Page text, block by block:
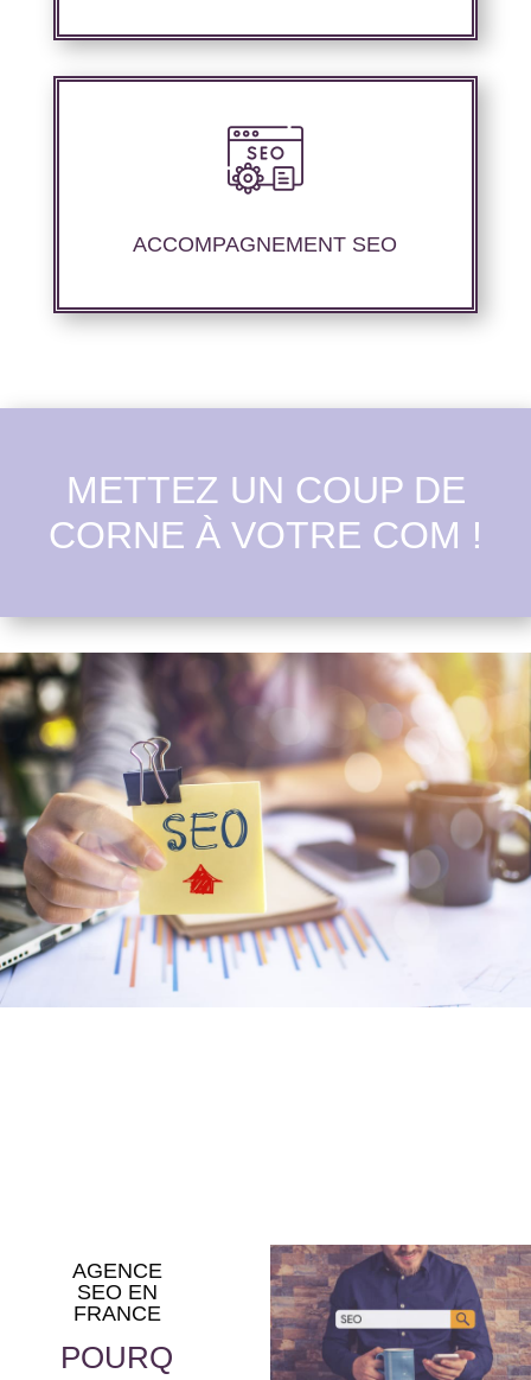
ACCOMPAGNEMENT SEO
Nous offrons un suivi et un rapport de
positionnement détaillé pour vous aider à
nous avons mise en place.
METTEZ UN COUP DE
CORNE À VOTRE COM !
AGENCE
SEO EN
FRANCE
POURQ